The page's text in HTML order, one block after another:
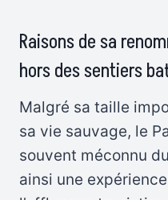
Raisons de sa
hors des sentiers
Malgré sa taille
sa vie sauvage, le
souvent méconnu
ainsi une